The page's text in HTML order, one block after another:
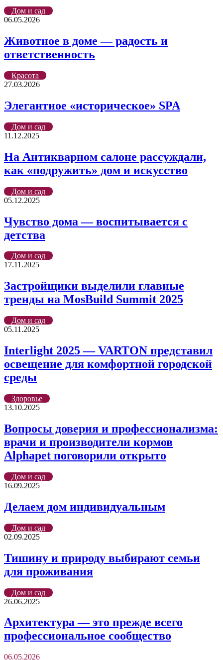
Дом и сад
06.05.2026
Животное в доме — радость и
ответственность
Красота
27.03.2026
Элегантное «историческое» SPA
Дом и сад
11.12.2025
На Антикварном салоне рассуждали,
как «подружить» дом и искусство
Дом и сад
05.12.2025
Чувство дома — воспитывается с
детства
Дом и сад
17.11.2025
Застройщики выделили главные
тренды на MosBuild Summit 2025
Дом и сад
05.11.2025
Interlight 2025 — VARTON представил
освещение для комфортной городской
среды
Здоровье
13.10.2025
Вопросы доверия и профессионализма:
врачи и производители кормов
Alphapet поговорили открыто
Дом и сад
16.09.2025
Делаем дом индивидуальным
Дом и сад
02.09.2025
Тишину и природу выбирают семьи
для проживания
Дом и сад
26.06.2025
Архитектура — это прежде всего
профессиональное сообщество
06.05.2026